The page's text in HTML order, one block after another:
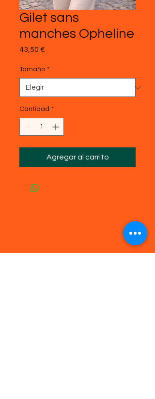
Gilet sans
manches Opheline
43,50 €
Tamaño *
Cantidad *
Agregar al carrito